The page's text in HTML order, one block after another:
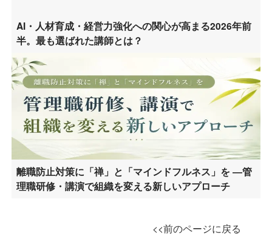
AI・人材育成・経営力強化への関心が高まる2026年前
半。最も選ばれた講師とは？
離職防止対策に「禅」と「マインドフルネス」を ―管
理職研修・講演で組織を変える新しいアプローチ
<<前のページに戻る